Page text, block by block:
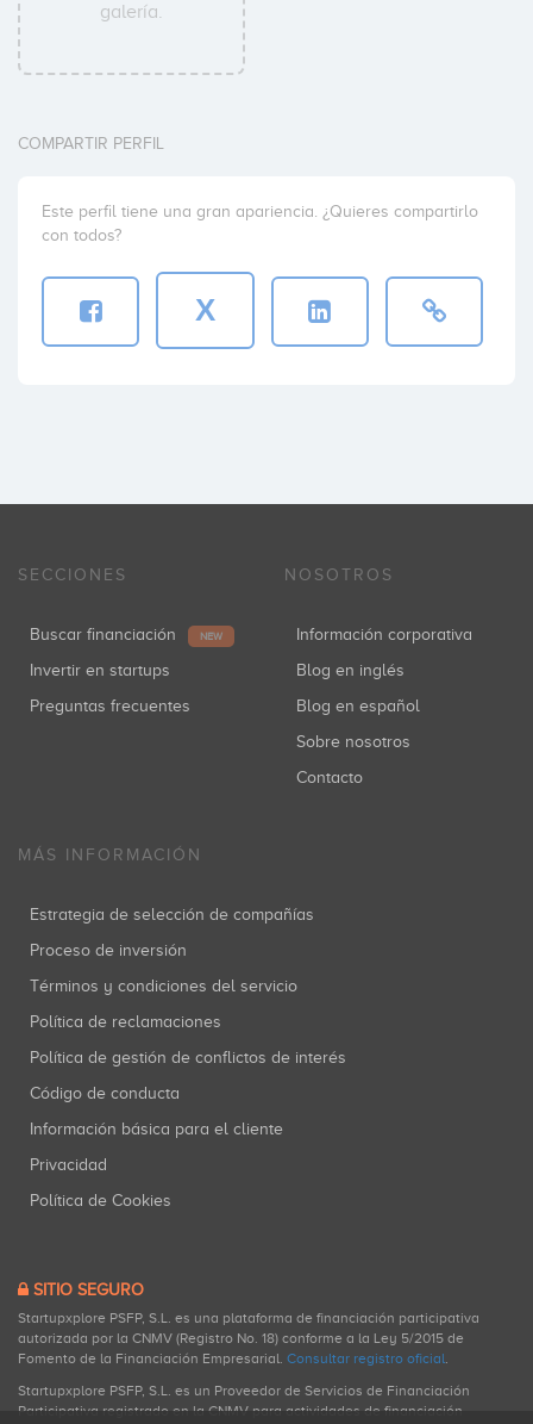
galería.
COMPARTIR PERFIL
Este perfil tiene una gran apariencia. ¿Quieres compartirlo
con todos?
X
SECCIONES
Buscar financiación NEW
Invertir en startups
Preguntas frecuentes
NOSOTROS
Información corporativa
Blog en inglés
Blog en español
Sobre nosotros
Contacto
MÁS INFORMACIÓN
Estrategia de selección de compañías
Proceso de inversión
Términos y condiciones del servicio
Política de reclamaciones
Política de gestión de conflictos de interés
Código de conducta
Información básica para el cliente
Privacidad
Política de Cookies
SITIO SEGURO
Startupxplore PSFP, S.L. es una plataforma de financiación participativa
autorizada por la CNMV (Registro No. 18) conforme a la Ley 5/2015 de
Fomento de la Financiación Empresarial. Consultar registro oficial.
Startupxplore PSFP, S.L. es un Proveedor de Servicios de Financiación
Participativa registrado en la CNMV para actividades de financiación